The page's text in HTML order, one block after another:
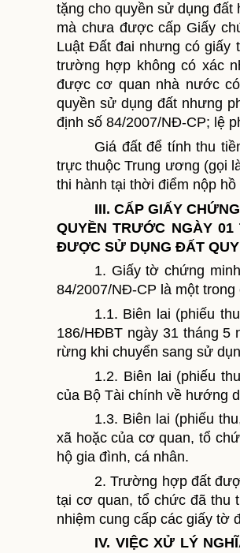
tặng cho quyền sử dụng
mà chưa được cấp Giấy
Luật Đất đai nhưng có giấy
trường hợp không có xác
được cơ quan nhà nước
quyền sử dụng đất nhưng
định số 84/2007/NĐ-CP; lệ
Giá đất để tính thu
trực thuộc Trung ương (gọi
thi hành tại thời điểm nộp
III. CẤP GIẤY
QUYỀN TRƯỚC NGÀY
ĐƯỢC SỬ DỤNG ĐẤT
1. Giấy tờ chứng
84/2007/NĐ-CP là một trong
1.1. Biên lai (phiếu
186/HĐBT ngày 31 tháng 5
rừng khi chuyển sang sử
1.2. Biên lai (phiếu
của Bộ Tài chính về hướng
1.3. Biên lai (phiếu
xã hoặc của cơ quan, tổ
hộ gia đình, cá nhân.
2. Trường hợp đất
tại cơ quan, tổ chức đã thu
nhiệm cung cấp các giấy tờ
IV. VIỆC XỬ LÝ